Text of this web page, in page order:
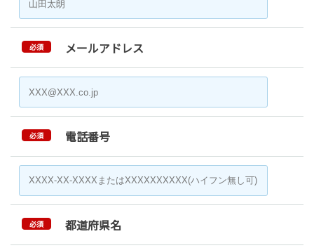
必須 メールアドレス
必須 電話番号
必須 都道府県名